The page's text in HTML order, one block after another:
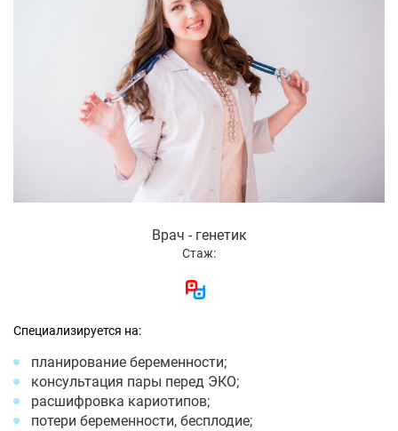
Врач - генетик
Стаж:
Специализируется на:
планирование беременности;
консультация пары перед ЭКО;
расшифровка кариотипов;
потери беременности, бесплодие;